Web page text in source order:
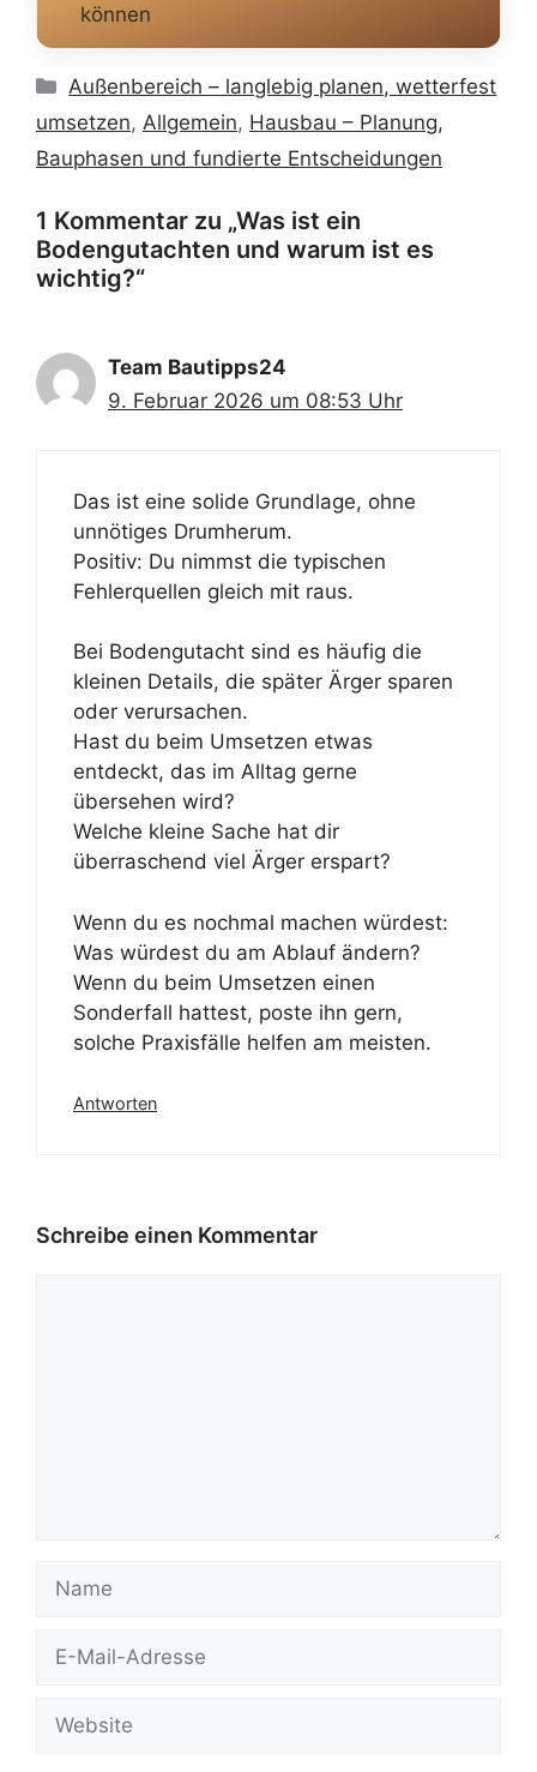
können
Kategorien
Außenbereich – langlebig planen, wetterfest
umsetzen, Allgemein, Hausbau – Planung,
Bauphasen und fundierte Entscheidungen
1 Kommentar zu „Was ist ein
Bodengutachten und warum ist es
wichtig?“
Team Bautipps24
9. Februar 2026 um 08:53 Uhr
Das ist eine solide Grundlage, ohne
unnötiges Drumherum.
Positiv: Du nimmst die typischen
Fehlerquellen gleich mit raus.
Bei Bodengutacht sind es häufig die
kleinen Details, die später Ärger sparen
oder verursachen.
Hast du beim Umsetzen etwas
entdeckt, das im Alltag gerne
übersehen wird?
Welche kleine Sache hat dir
überraschend viel Ärger erspart?
Wenn du es nochmal machen würdest:
Was würdest du am Ablauf ändern?
Wenn du beim Umsetzen einen
Sonderfall hattest, poste ihn gern,
solche Praxisfälle helfen am meisten.
Antworten
Schreibe einen Kommentar
Mail-